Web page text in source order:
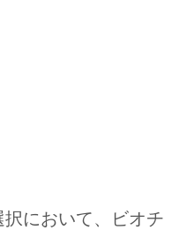
において、ビオチ